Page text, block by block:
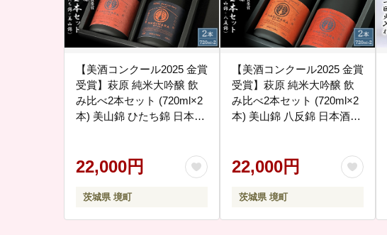
【美酒コンクール2025 金賞
受賞】萩原 純米大吟醸 飲
み比べ2本セット (720ml×2
本) 美山錦 ひたち錦 日本酒
22,000円
茨城県 境町
【美酒コンクール2025 金賞
受賞】萩原 純米大吟醸 飲
み比べ2本セット (720ml×2
本) 美山錦 八反錦 日本酒
22,000円
茨城県 境町